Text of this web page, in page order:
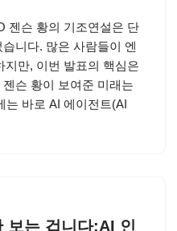
젠슨 황의 기조연설은 단
니다. 많은 사람들이 엔
지만, 이번 발표의 핵심은
슨 황이 보여준 미래는
는 바로 AI 에이전트(AI
보는 겁니다:AI 인